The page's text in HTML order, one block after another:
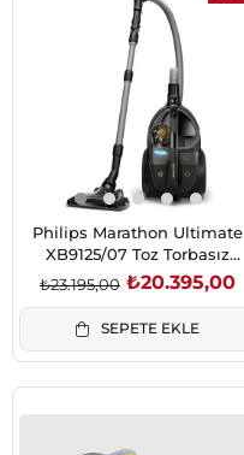
Philips Marathon Ultimate
XB9125/07 Toz Torbasız
Elektrikli Süpürge
₺20.395,00
₺23.195,00
SEPETE EKLE